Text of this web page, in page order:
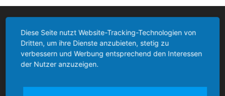
Boccia Bund Deutschland
Diese Seite nutzt Website-Tracking-Technologien von
Dritten, um ihre Dienste anzubieten, stetig zu
verbessern und Werbung entsprechend den Interessen
der Nutzer anzuzeigen.